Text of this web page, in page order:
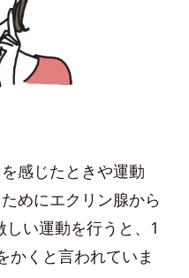
感じたときや運動
めにエクリン腺から
しい運動を行うと、1
かくと言われていま